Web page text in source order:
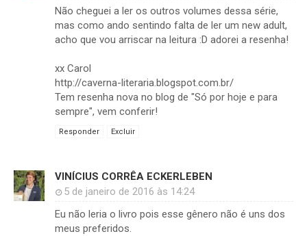
Não cheguei a ler os outros volumes dessa série,
mas como ando sentindo falta de ler um new adult,
acho que vou arriscar na leitura :D adorei a resenha!
xx Carol
http://caverna-literaria.blogspot.com.br/
Tem resenha nova no blog de "Só por hoje e para
sempre", vem conferir!
Responder Excluir
VINÍCIUS CORRÊA ECKERLEBEN
5 de janeiro de 2016 às 14:24
Eu não leria o livro pois esse gênero não é uns dos
meus preferidos.